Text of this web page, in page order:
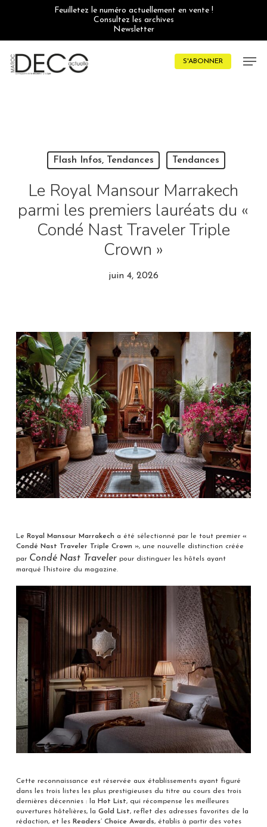
Feuilletez le numéro actuellement en vente !
Consultez les archives
Newsletter
S'ABONNER
Flash Infos, Tendances Tendances
Le Royal Mansour Marrakech
parmi les premiers lauréats du «
Condé Nast Traveler Triple
Crown »
juin 4, 2026
Le Royal Mansour Marrakech a été sélectionné par le tout premier «
Condé Nast Traveler Triple Crown », une nouvelle distinction créée
par Condé Nast Travelerpour distinguer les hôtels ayant
marqué l’histoire du magazine.
Cette reconnaissance est réservée aux établissements ayant figuré
dans les trois listes les plus prestigieuses du titre au cours des trois
dernières décennies : la Hot List, qui récompense les meilleures
ouvertures hôtelières, la Gold List, reflet des adresses favorites de la
rédaction, et les Readers’ Choice Awards, établis à partir des votes